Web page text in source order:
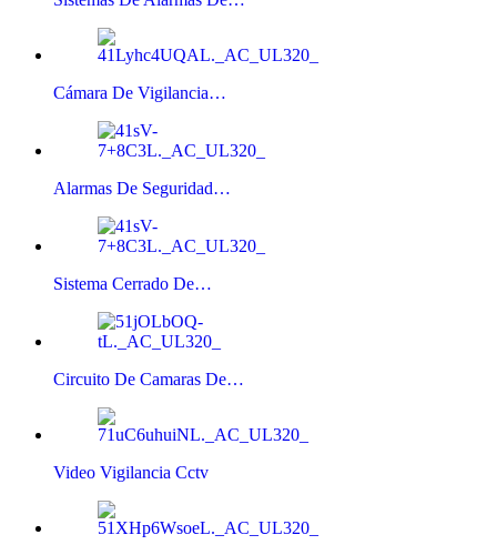
Cámara De Vigilancia…
Alarmas De Seguridad…
Sistema Cerrado De…
Circuito De Camaras De…
Video Vigilancia Cctv